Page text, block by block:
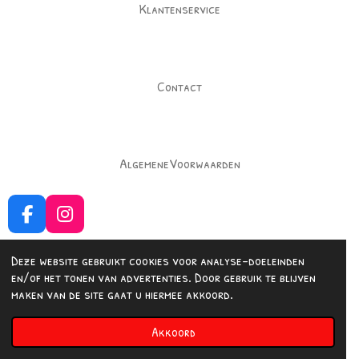
Deze website gebruikt cookies voor analyse-doeleinden
en/of het tonen van advertenties. Door gebruik te blijven
maken van de site gaat u hiermee akkoord.
Akkoord
Klantenservice
Contact
AlgemeneVoorwaarden
F
a
c
e
b
o
o
I
n
s
t
a
g
r
Delen Delen
© 2023 - 2026 Fashionedbysuus